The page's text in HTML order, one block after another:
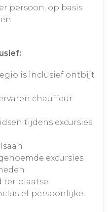
persoon, op basis
is inclusief ontbijt
chauffeur
tijdens excursies
excursies
ter plaatse
persoonlijke